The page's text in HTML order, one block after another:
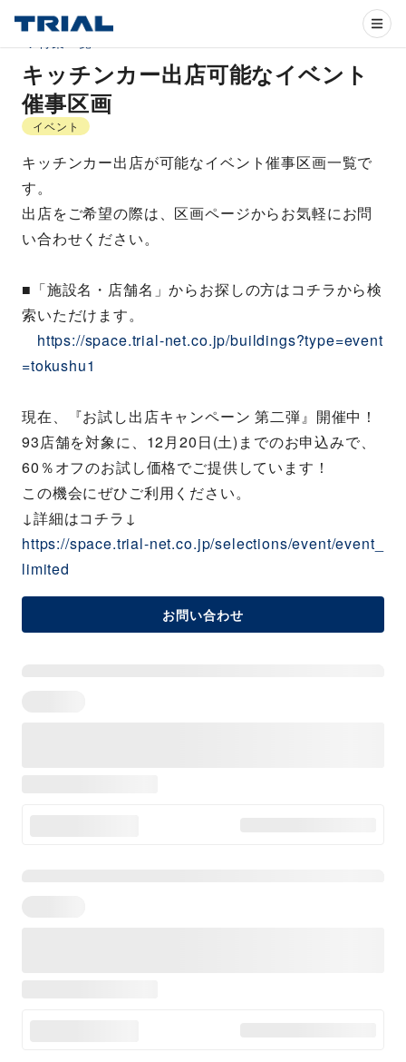
キッチンカー出店可能なイベント
催事区画
イベント
キッチンカー出店が可能なイベント催事区画一覧で
す。
出店をご希望の際は、区画ページからお気軽にお問
い合わせください。
■「施設名・店舗名」からお探しの方はコチラから検
索いただけます。
https://space.trial-net.co.jp/buildings?type=event
=tokushu1
現在、『お試し出店キャンペーン 第二弾』開催中！
93店舗を対象に、12月20日(土)までのお申込みで、
60％オフのお試し価格でご提供しています！
この機会にぜひご利用ください。
↓詳細はコチラ↓
https://space.trial-net.co.jp/selections/event/event_
limited
お問い合わせ